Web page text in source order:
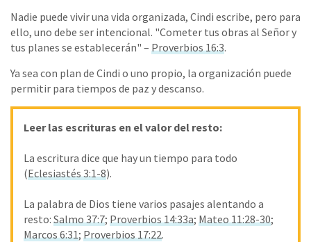
Nadie puede vivir una vida organizada, Cindi escribe, pero para
ello, uno debe ser intencional. "Cometer tus obras al Señor y
tus planes se establecerán" – Proverbios 16:3.
Ya sea con plan de Cindi o uno propio, la organización puede
permitir para tiempos de paz y descanso.
Leer las escrituras en el valor del resto:
La escritura dice que hay un tiempo para todo
(Eclesiastés 3:1-8).
La palabra de Dios tiene varios pasajes alentando a
resto: Salmo 37:7; Proverbios 14:33a; Mateo 11:28-30;
Marcos 6:31; Proverbios 17:22.